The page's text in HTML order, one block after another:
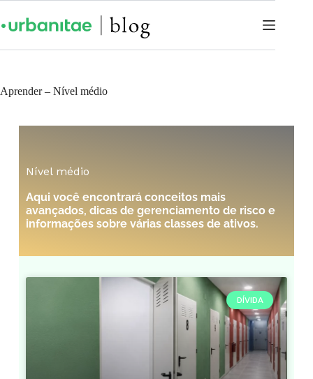
Aprender – Nível médio
Nível médio
Aqui você encontrará conceitos mais
avançados, dicas de gerenciamento de risco e
informações sobre várias classes de ativos.
DÍVIDA